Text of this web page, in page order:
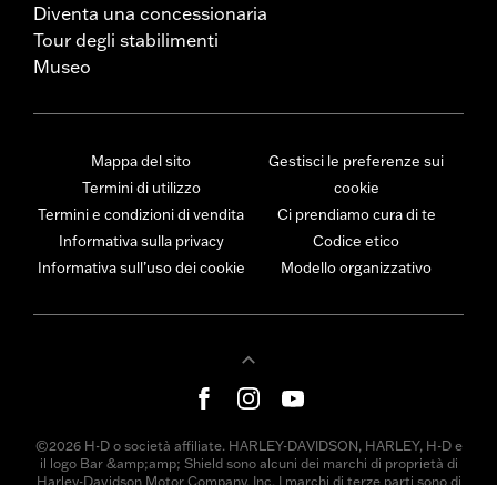
Diventa una concessionaria
Tour degli stabilimenti
Museo
Mappa del sito
Termini di utilizzo
Termini e condizioni di vendita
Informativa sulla privacy
Informativa sull’uso dei cookie
Gestisci le preferenze sui
cookie
Ci prendiamo cura di te
Codice etico
Modello organizzativo
©2026 H-D o società affiliate. HARLEY-DAVIDSON, HARLEY, H-D e
il logo Bar &amp;amp; Shield sono alcuni dei marchi di proprietà di
Harley-Davidson Motor Company, Inc. I marchi di terze parti sono di